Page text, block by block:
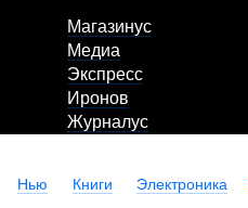
Магазинус
Медиа
Экспресс
Иронов
Журналус
Нью Книги Электроника